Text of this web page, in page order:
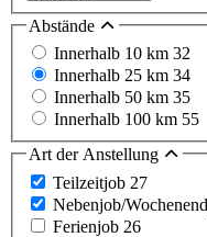
Abstände
Innerhalb 10 km 32
Innerhalb 25 km 34
Innerhalb 50 km 35
Innerhalb 100 km 55
Art der Anstellung
Teilzeitjob 27
Nebenjob/
Ferienjob 26